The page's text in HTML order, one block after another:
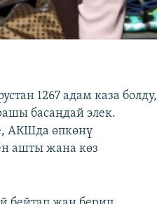
1267 адам каза болду,
басаңдай элек.
АКШда өпкөнү
ашты жана көз